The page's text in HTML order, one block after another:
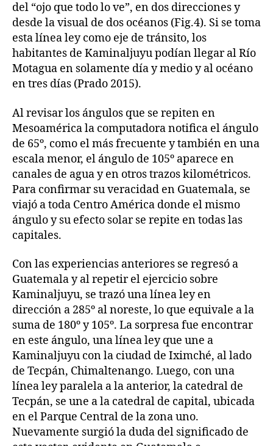
del “ojo que todo lo ve”, en dos direcciones y
desde la visual de dos océanos (Fig.4). Si se toma
esta línea ley como eje de tránsito, los
habitantes de Kaminaljuyu podían llegar al Río
Motagua en solamente día y medio y al océano
en tres días (Prado 2015).
Al revisar los ángulos que se repiten en
Mesoamérica la computadora notifica el ángulo
de 65º, como el más frecuente y también en una
escala menor, el ángulo de 105º aparece en
canales de agua y en otros trazos kilométricos.
Para confirmar su veracidad en Guatemala, se
viajó a toda Centro América donde el mismo
ángulo y su efecto solar se repite en todas las
capitales.
Con las experiencias anteriores se regresó a
Guatemala y al repetir el ejercicio sobre
Kaminaljuyu, se trazó una línea ley en
dirección a 285º al noreste, lo que equivale a la
suma de 180º y 105º. La sorpresa fue encontrar
en este ángulo, una línea ley que une a
Kaminaljuyu con la ciudad de Iximché, al lado
de Tecpán, Chimaltenango. Luego, con una
línea ley paralela a la anterior, la catedral de
Tecpán, se une a la catedral de capital, ubicada
en el Parque Central de la zona uno.
Nuevamente surgió la duda del significado de